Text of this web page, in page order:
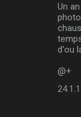
Un
d'ou
@+